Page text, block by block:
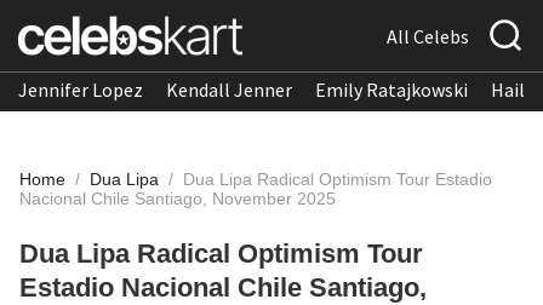
All Celebs
Jennifer Lopez Kendall Jenner Emily Ratajkowski
Home / Dua Lipa / Dua Lipa Radical Optimism Tour Estadio
Nacional Chile Santiago, November 2025
Dua Lipa Radical Optimism Tour
Estadio Nacional Chile Santiago,